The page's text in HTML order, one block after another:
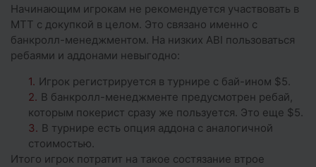
Начинающим игрокам не рекомендуется участвовать в
МТТ с докупкой в целом. Это связано именно с
банкролл-менеджментом. На низких ABI пользоваться
ребаями и аддонами невыгодно:
Игрок регистрируется в турнире с бай-ином $5.
В банкролл-менеджменте предусмотрен ребай,
которым покерист сразу же пользуется. Это еще $5.
В турнире есть опция аддона с аналогичной
стоимостью.
Итого игрок потратит на такое состязание втрое